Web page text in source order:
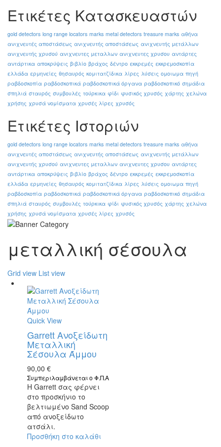
Ετικέτες Κατασκευαστών
gold detectors long range locators marks metal detectors treasure marks αθήνα
ανιχνευτές αποστάσεως ανιχνευτής αποστάσεως ανιχνευτής μετάλλων
ανιχνευτής χρυσού ανιχνευτες μεταλλων ανιχνευτες χρυσου αντάρτες
αντάρτικα αποκρύψεις βιβλίο βράχος δέντρο εκκρεμές εκκρεμοσκοπία
ελλάδα ερμηνείες θησαυρός κομιτατζίδικα λίρες λύσεις ομοιωμα πηγή
ραβδοσκοπία ραβδοσκοπικά ραβδοσκοπικά όργανα ραβδοσκοπικό σημάδια
σπηλιά σταυρός συμβουλές τούρκικα φίδι φυσικός χρυσός χάρτης χελώνα
χρήσης χρυσά νομίσματα χρυσές λίρες χρυσός
Ετικέτες Ιστοριών
gold detectors long range locators marks metal detectors treasure marks αθήνα
ανιχνευτές αποστάσεως ανιχνευτής αποστάσεως ανιχνευτής μετάλλων
ανιχνευτής χρυσού ανιχνευτες μεταλλων ανιχνευτες χρυσου αντάρτες
αντάρτικα αποκρύψεις βιβλίο βράχος δέντρο εκκρεμές εκκρεμοσκοπία
ελλάδα ερμηνείες θησαυρός κομιτατζίδικα λίρες λύσεις ομοιωμα πηγή
ραβδοσκοπία ραβδοσκοπικά ραβδοσκοπικά όργανα ραβδοσκοπικό σημάδια
σπηλιά σταυρός συμβουλές τούρκικα φίδι φυσικός χρυσός χάρτης χελώνα
χρήσης χρυσά νομίσματα χρυσές λίρες χρυσός
μεταλλική σέσουλα
Grid view List view
Quick View
Garrett Ανοξείδωτη
Μεταλλική
Σέσουλα Άμμου
90,00 €
Συμπεριλαμβάνεται ο Φ.Π.Α
Η Garrett σας φέρνει
στο προσκήνιο το
βελτιωμένο Sand Scoop
από ανοξείδωτο
ατσάλι.
Προσθήκη στο καλάθι